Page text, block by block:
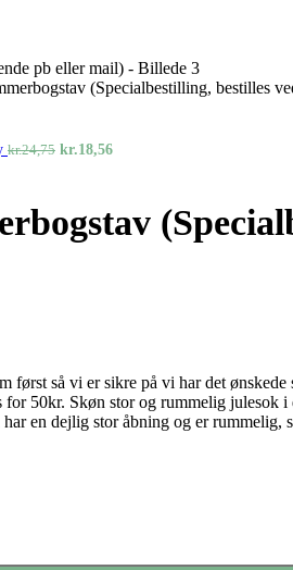
(Specialbestilling, bestilles
kr.24,75 Den
kr.24,75.
kr.18,56Den
kr.18,56.
så vi er sikre på vi har det
50kr. Skøn stor og rummelig
en dejlig stor åbning og er rummelig,
pb eller mail) antal